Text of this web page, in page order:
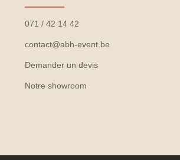
071 / 42 14 42
contact@abh-event.be
Demander un devis
Notre showroom